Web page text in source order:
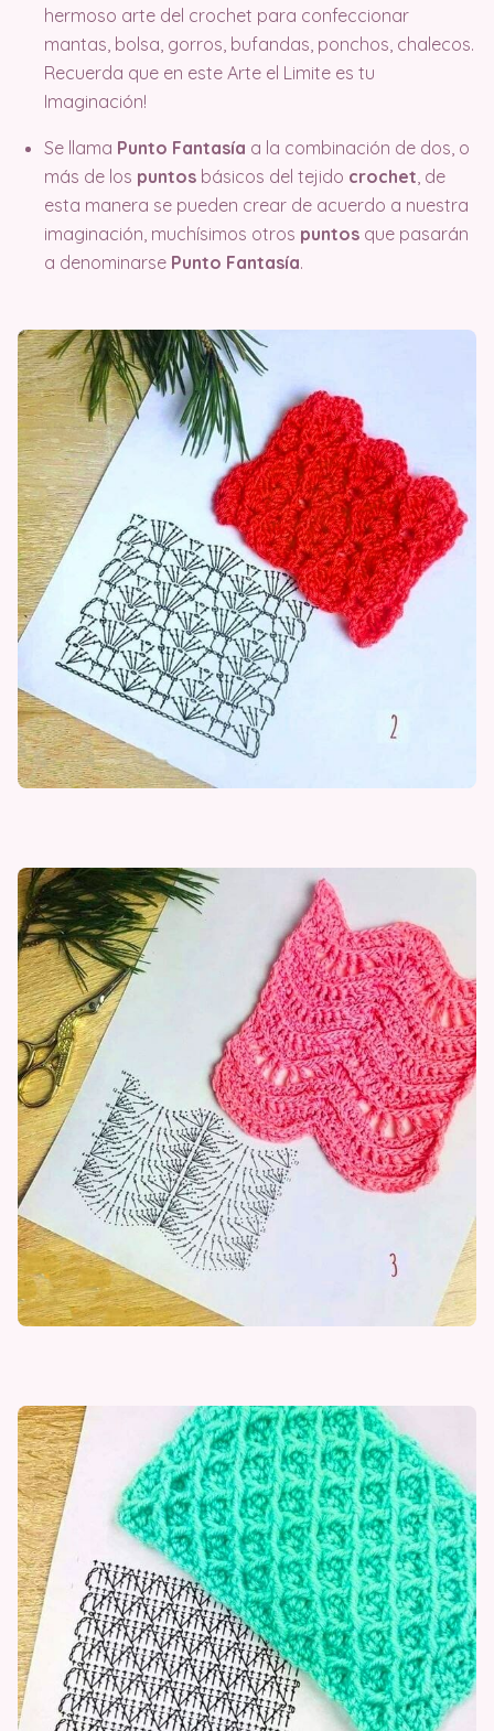
hermoso arte del crochet para confeccionar
mantas, bolsa, gorros, bufandas, ponchos, chalecos.
Recuerda que en este Arte el Limite es tu
Imaginación!
Se llama Punto Fantasía a la combinación de dos, o
más de los puntos básicos del tejido crochet, de
esta manera se pueden crear de acuerdo a nuestra
imaginación, muchísimos otros puntos que pasarán
a denominarse Punto Fantasía.